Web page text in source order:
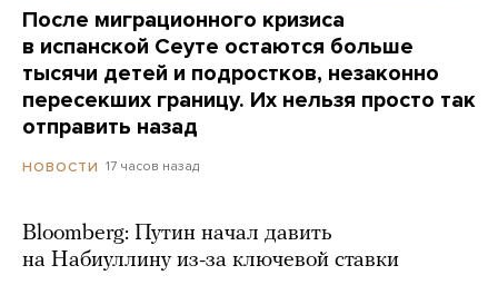
После миграционного кризиса
в испанской Сеуте остаются больше
тысячи детей и подростков, незаконно
пересекших границу. Их нельзя просто так
отправить назад
НОВОСТИ 17 часов назад
Bloomberg: Путин начал давить
на Набиуллину из-за ключевой ставки